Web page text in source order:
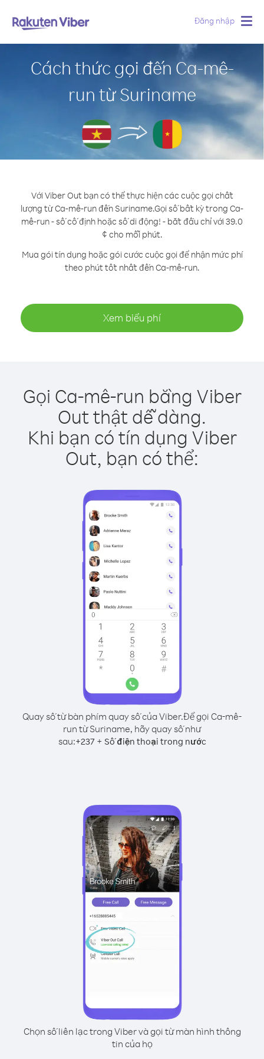
Đăng nhập
Cách thức gọi đến Ca-mê-
run từ Suriname
Với Viber Out bạn có thể thực hiện các cuộc gọi chất
lượng từ Ca-mê-run đến Suriname.Gọi số bất kỳ trong Ca-
mê-run - số cố định hoặc số di động! - bắt đầu chỉ với 39.0
¢ cho mỗi phút.
Mua gói tín dụng hoặc gói cước cuộc gọi để nhận mức phí
theo phút tốt nhất đến Ca-mê-run.
Xem biểu phí
Gọi Ca-mê-run bằng Viber
Out thật dễ dàng.
Khi bạn có tín dụng Viber
Out, bạn có thể:
Quay số từ bàn phím quay số của Viber.Để gọi Ca-mê-
run từ Suriname, hãy quay số như
sau:+237+ Số điện thoại trong nước
Chọn số liên lạc trong Viber và gọi từ màn hình thông
tin của họ